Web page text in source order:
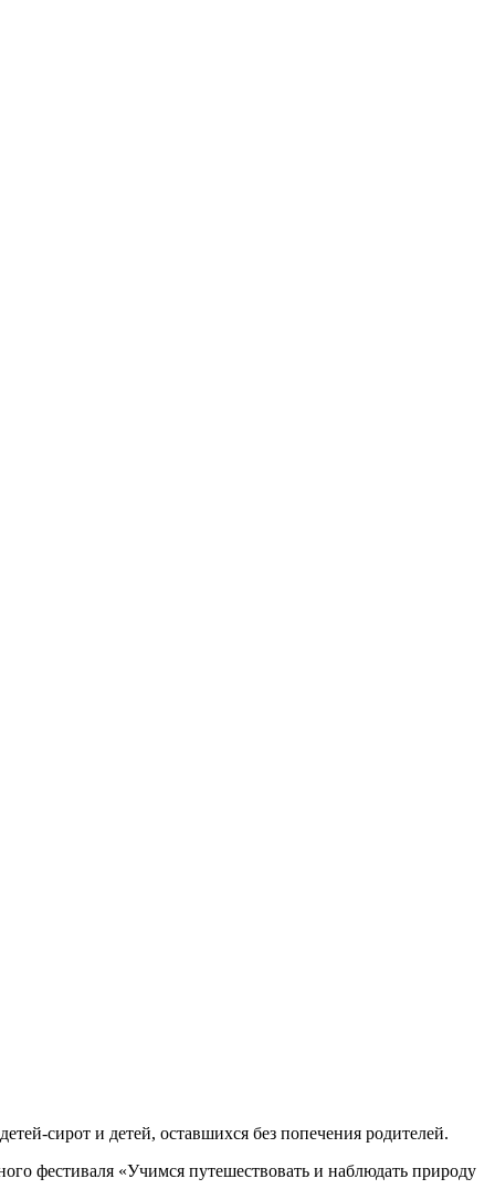
сирот и детей, оставшихся без попечения родителей.
фестиваля «Учимся путешествовать и наблюдать природу